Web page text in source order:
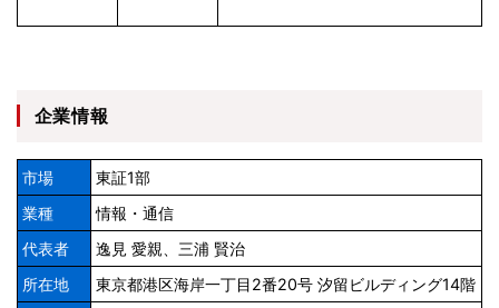
企業情報
市場
東証1部
業種
情報・通信
代表者
逸見 愛親、三浦 賢治
所在地
東京都港区海岸一丁目2番20号 汐留ビルディング14階